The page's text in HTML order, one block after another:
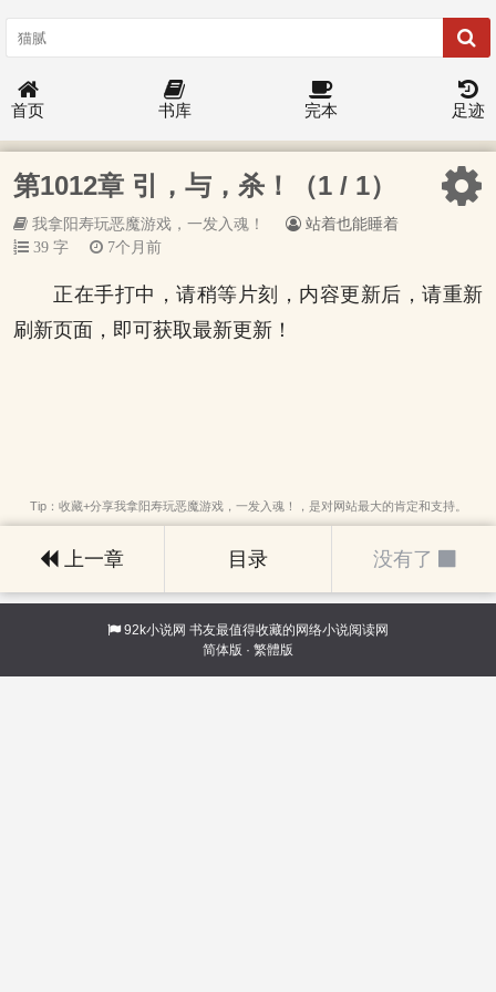
首页 书库 完本 足迹
第1012章 引，与，杀！（1 / 1）
我拿阳寿玩恶魔游戏，一发入魂！
站着也能睡着
39 字
7个月前
正在手打中，请稍等片刻，内容更新后，请重新
刷新页面，即可获取最新更新！
Tip：收藏+分享我拿阳寿玩恶魔游戏，一发入魂！，是对网站最大的肯定和支持。
上一章 目录 没有了
92k小说网 书友最值得收藏的网络小说阅读网
简体版 · 繁體版